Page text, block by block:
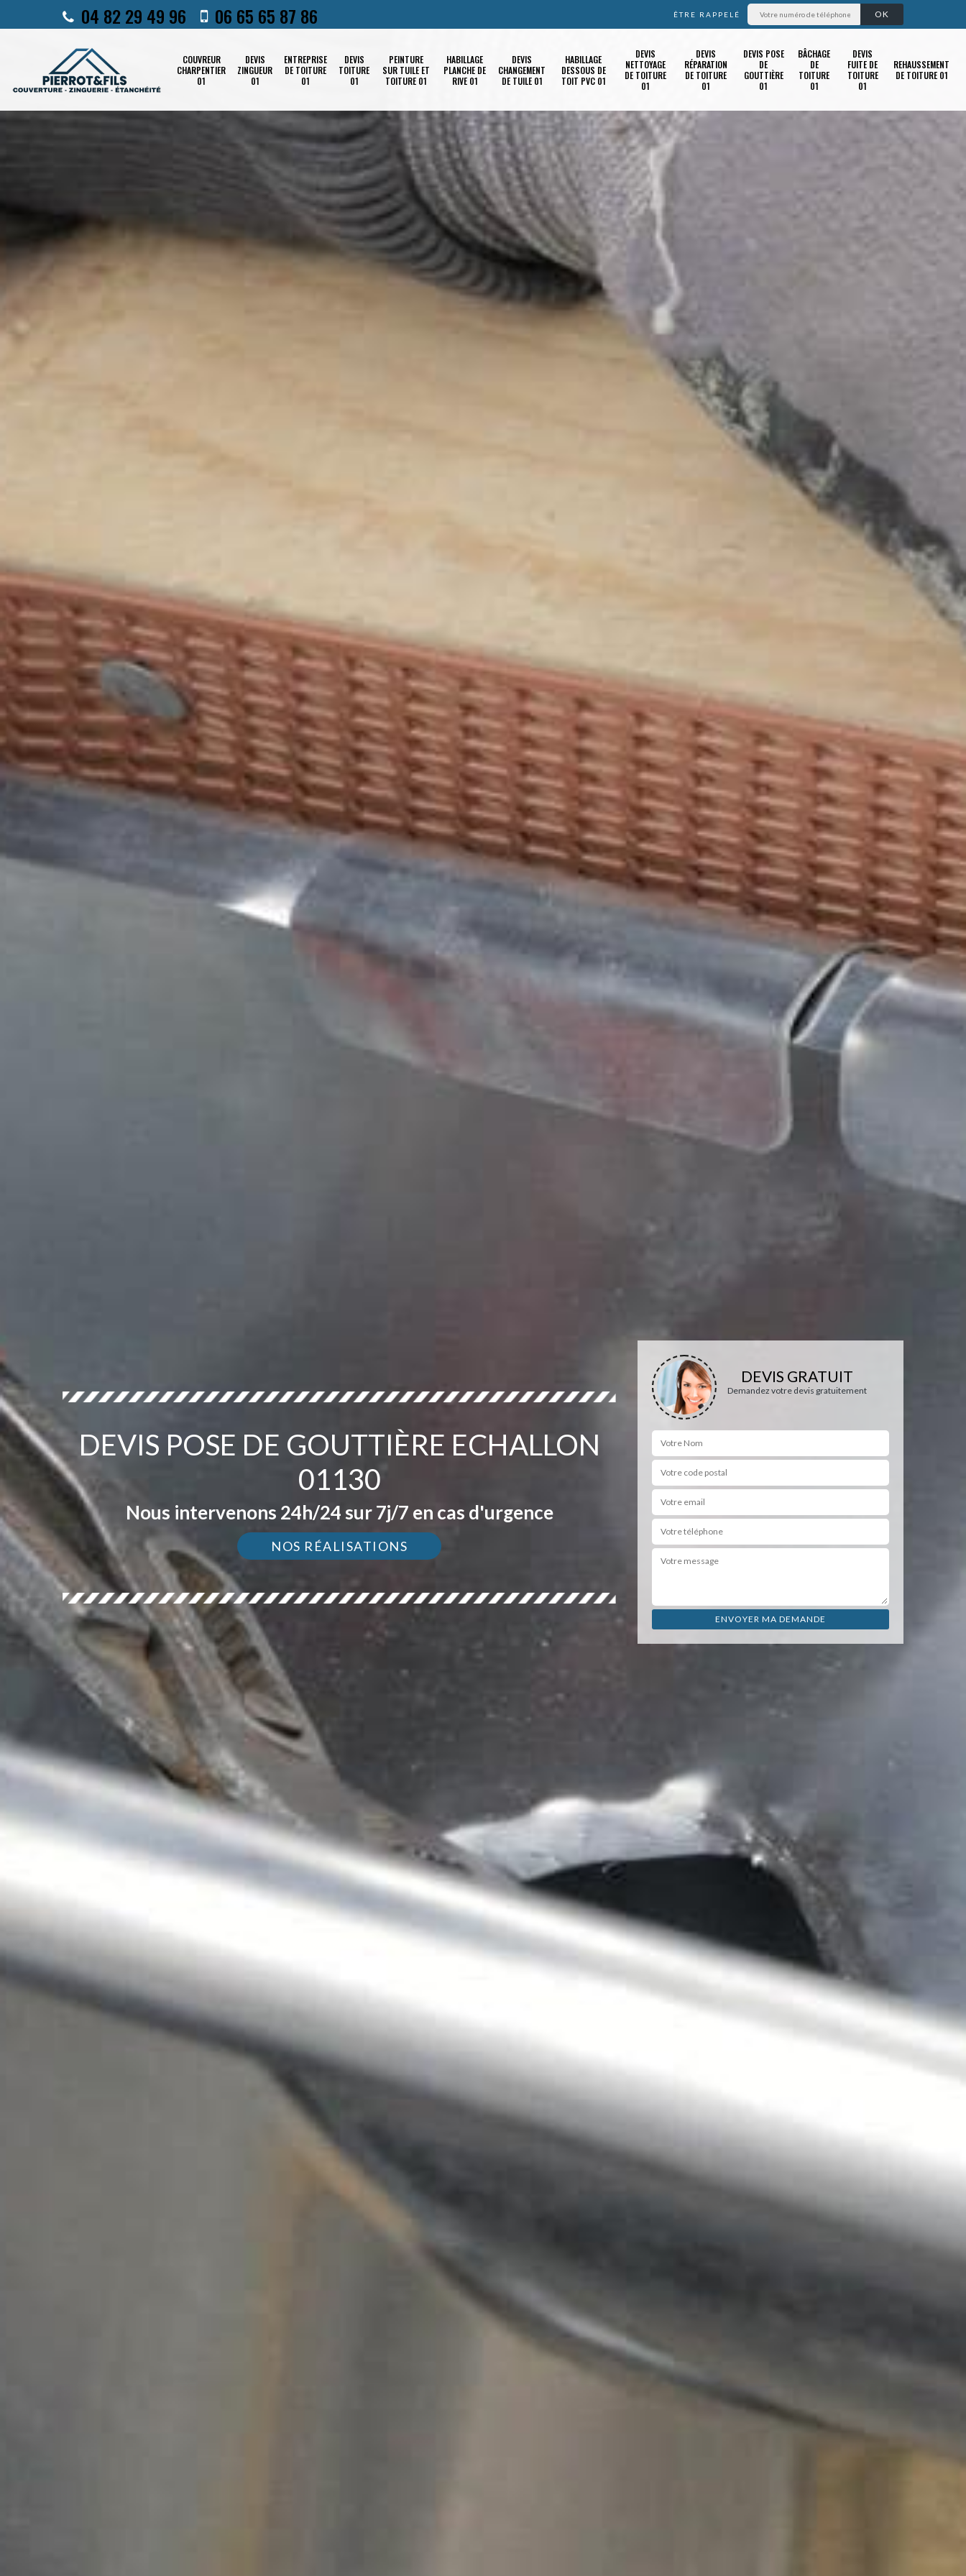
04 82 29 49 96 06 65 65 87 86 ÊTRE RAPPELÉ
COUVREUR
CHARPENTIER
01
DEVIS
ZINGUEUR
01
ENTREPRISE
DE TOITURE
01
DEVIS
TOITURE
01
PEINTURE
SUR TUILE ET
TOITURE 01
HABILLAGE
PLANCHE DE
RIVE 01
DEVIS
CHANGEMENT
DE TUILE 01
HABILLAGE
DESSOUS DE
TOIT PVC 01
DEVIS
NETTOYAGE
DE TOITURE
01
DEVIS
RÉPARATION
DE TOITURE
01
DEVIS POSE
DE
GOUTTIÈRE
01
BÂCHAGE
DE
TOITURE
01
DEVIS
FUITE DE
TOITURE
01
REHAUSSEMENT
DE TOITURE 01
DEVIS POSE DE GOUTTIÈRE ECHALLON
01130
Nous intervenons 24h/24 sur 7j/7 en cas d'urgence
NOS RÉALISATIONS
DEVIS GRATUIT
Demandez votre devis gratuitement